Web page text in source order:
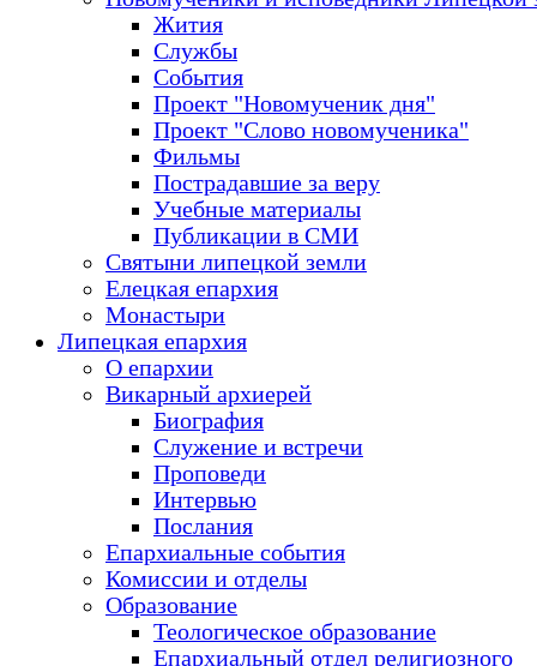
Жития
Службы
События
Проект "Новомученик дня"
Проект "Слово новомученика"
Фильмы
Пострадавшие за веру
Учебные материалы
Публикации в СМИ
Святыни липецкой земли
Елецкая епархия
Монастыри
Липецкая епархия
О епархии
Викарный архиерей
Биография
Служение и встречи
Проповеди
Интервью
Послания
Епархиальные события
Комиссии и отделы
Образование
Теологическое образование
Епархиальный отдел религиозного